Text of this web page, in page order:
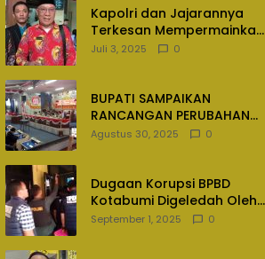
Kapolri dan Jajarannya
Terkesan Mempermainkan
Hukum
Juli 3, 2025 0
BUPATI SAMPAIKAN
RANCANGAN PERUBAHAN
APBD TAHUN ANGGARAN
Agustus 30, 2025 0
Dugaan Korupsi BPBD
Kotabumi Digeledah Oleh
Tim Penyidik Polres
September 1, 2025 0